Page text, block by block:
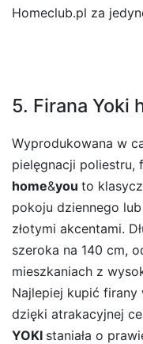
Homeclub.pl za
5. Firana Yoki
Wyprodukowana w
pielęgnacji poliestru,
home&you to
pokoju dziennego
złotymi akcentami.
szeroka na 140 cm,
mieszkaniach z
Najlepiej kupić
dzięki atrakacyjnej
YOKI staniała o